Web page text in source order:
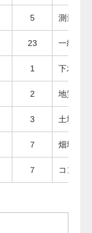
5 測量士
23 一級造
1 下水道
2 地質調
3 土地改
７ 畑地か
７ コンク